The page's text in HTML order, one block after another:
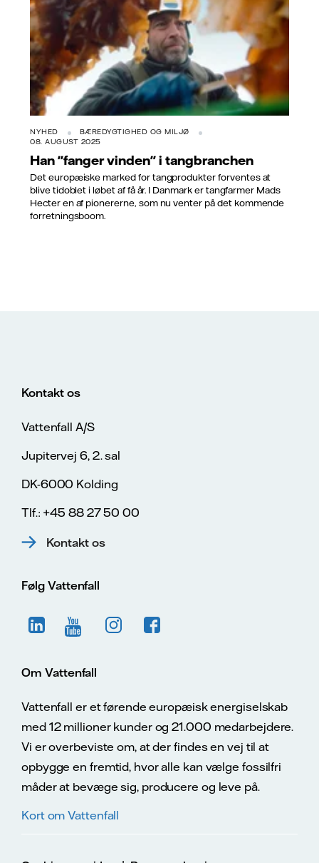
NYHED
BÆREDYGTIGHED OG MILJØ
08. AUGUST 2025
Han "fanger vinden" i tangbranchen
Det europæiske marked for tangprodukter forventes at
blive tidoblet i løbet af få år. I Danmark er tangfarmer Mads
Hecter en af pionererne, som nu venter på det kommende
forretningsboom.
Kontakt os
Vattenfall A/S
Jupitervej 6, 2. sal
DK-6000 Kolding
Tlf.: +45 88 27 50 00
Kontakt os
Følg Vattenfall
Om Vattenfall
Vattenfall er et førende europæisk energiselskab
med 12 millioner kunder og 21.000 medarbejdere.
Vi er overbeviste om, at der findes en vej til at
opbygge en fremtid, hvor alle kan vælge fossilfri
måder at bevæge sig, producere og leve på.
Kort om Vattenfall